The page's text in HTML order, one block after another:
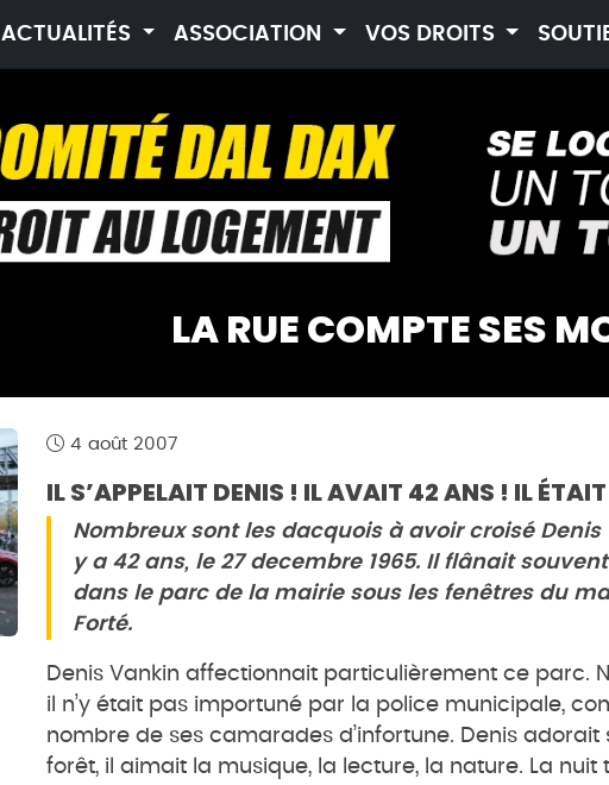
LA RUE COMPTE SES
ACTUALITÉS ASSOCIATION VOS DROITS
4 août 2007
IL S’APPELAIT DENIS ! IL AVAIT 42 ANS ! IL
Nombreux sont les dacquois à avoir croisé Denis
y a 42 ans, le 27 decembre 1965. Il flânait
dans le parc de la mairie sous les fenêtres du
Forté.
Denis Vankin affectionnait particulièrement ce parc.
il n’y était pas importuné par la police municipale,
nombre de ses camarades d’infortune. Denis adorait
forêt, il aimait la musique, la lecture, la nature. La nuit